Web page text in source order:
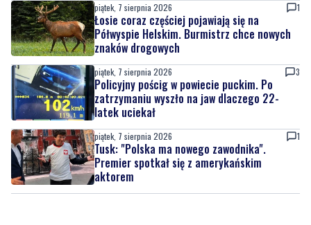
piątek, 7 sierpnia 2026 1
Łosie coraz częściej pojawiają się na
Półwyspie Helskim. Burmistrz chce nowych
znaków drogowych
piątek, 7 sierpnia 2026 3
Policyjny pościg w powiecie puckim. Po
zatrzymaniu wyszło na jaw dlaczego 22-
latek uciekał
piątek, 7 sierpnia 2026 1
Tusk: "Polska ma nowego zawodnika".
Premier spotkał się z amerykańskim
aktorem